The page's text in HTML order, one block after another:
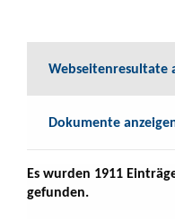
Webseitenresultate
Dokumente
Es wurden 1911
gefunden.